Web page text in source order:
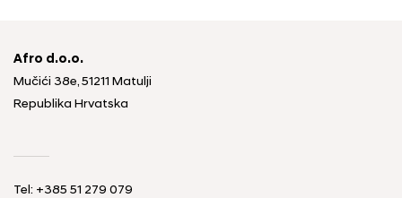
Afro d.o.o.
Mučići 38e, 51211 Matulji
Republika Hrvatska
Tel: +385 51 279 079